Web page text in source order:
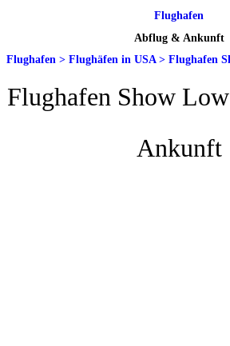
Flughafen
Abflug & Ankunft
Flughafen > Flughäfen in USA > Flughafen
Flughafen Show
Ankunft